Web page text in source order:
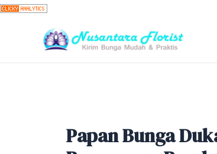
Skip
content
Papan Bunga